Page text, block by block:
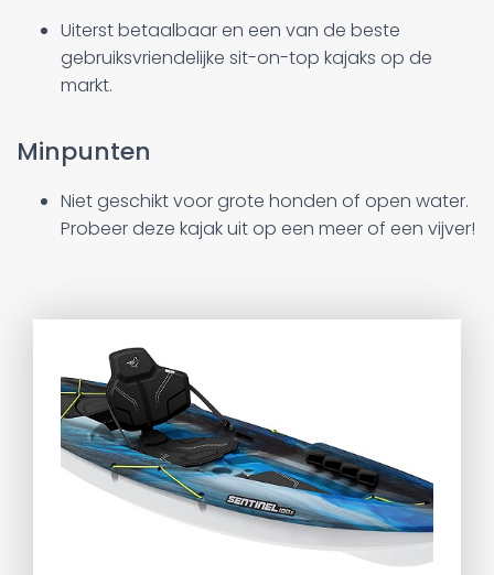
Uiterst betaalbaar en een van de beste
gebruiksvriendelijke sit-on-top kajaks op de
markt.
Minpunten
Niet geschikt voor grote honden of open water.
Probeer deze kajak uit op een meer of een vijver!